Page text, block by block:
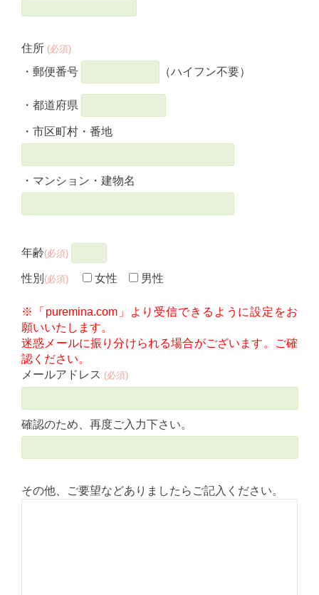
住所 (必須)
・郵便番号 （ハイフン不要）
・都道府県
・市区町村・番地
・マンション・建物名
年齢(必須)
性別 (必須) 女性 男性
※「puremina.com」より受信できるように設定をお
願いいたします。
迷惑メールに振り分けられる場合がございます。ご確
認ください。
メールアドレス (必須)
確認のため、再度ご入力下さい。
その他、ご要望などありましたらご記入ください。